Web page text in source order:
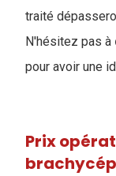
traité
N'hésitez pas à
pour avoir une
Prix